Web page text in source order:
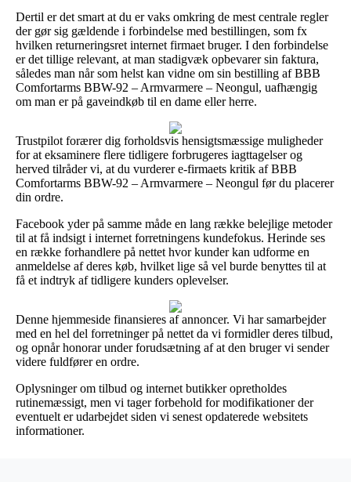
Dertil er det smart at du er vaks omkring de mest centrale regler
der gør sig gældende i forbindelse med bestillingen, som fx
hvilken returneringsret internet firmaet bruger. I den forbindelse
er det tillige relevant, at man stadigvæk opbevarer sin faktura,
således man når som helst kan vidne om sin bestilling af BBB
Comfortarms BBW-92 – Armvarmere – Neongul, uafhængig
om man er på gaveindkøb til en dame eller herre.
Trustpilot forærer dig forholdsvis hensigtsmæssige muligheder
for at eksaminere flere tidligere forbrugeres iagttagelser og
herved tilråder vi, at du vurderer e-firmaets kritik af BBB
Comfortarms BBW-92 – Armvarmere – Neongul før du placerer
din ordre.
Facebook yder på samme måde en lang række belejlige metoder
til at få indsigt i internet forretningens kundefokus. Herinde ses
en række forhandlere på nettet hvor kunder kan udforme en
anmeldelse af deres køb, hvilket lige så vel burde benyttes til at
få et indtryk af tidligere kunders oplevelser.
Denne hjemmeside finansieres af annoncer. Vi har samarbejder
med en hel del forretninger på nettet da vi formidler deres tilbud,
og opnår honorar under forudsætning af at den bruger vi sender
videre fuldfører en ordre.
Oplysninger om tilbud og internet butikker opretholdes
rutinemæssigt, men vi tager forbehold for modifikationer der
eventuelt er udarbejdet siden vi senest opdaterede websitets
informationer.